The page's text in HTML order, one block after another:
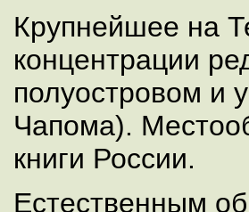
Крупнейшее на
концентрации
полуостровом и
Чапома).
книги России.
Естественным